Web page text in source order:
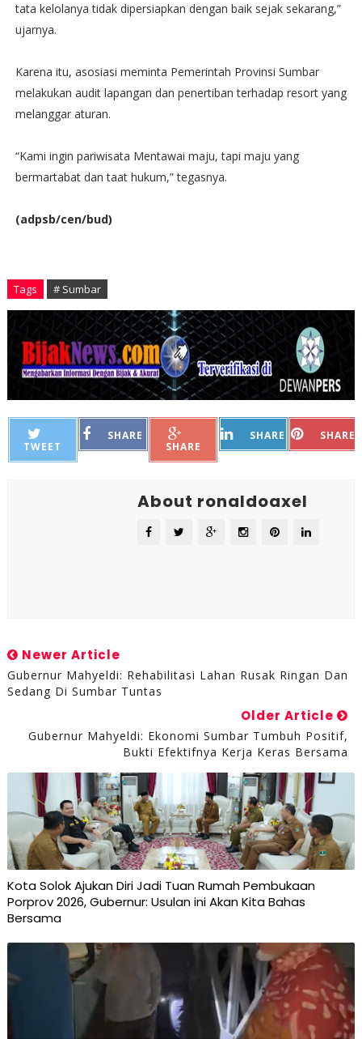
tata kelolanya tidak dipersiapkan dengan baik sejak sekarang,”
ujarnya.
Karena itu, asosiasi meminta Pemerintah Provinsi Sumbar
melakukan audit lapangan dan penertiban terhadap resort yang
melanggar aturan.
“Kami ingin pariwisata Mentawai maju, tapi maju yang
bermartabat dan taat hukum,” tegasnya.
(adpsb/cen/bud)
Tags # Sumbar
TWEET
SHARE
SHARE
SHARE SHARE
About ronaldoaxel
Newer Article
Gubernur Mahyeldi: Rehabilitasi Lahan Rusak Ringan Dan
Sedang Di Sumbar Tuntas
Older Article
Gubernur Mahyeldi: Ekonomi Sumbar Tumbuh Positif,
Bukti Efektifnya Kerja Keras Bersama
Kota Solok Ajukan Diri Jadi Tuan Rumah Pembukaan
Porprov 2026, Gubernur: Usulan ini Akan Kita Bahas
Bersama